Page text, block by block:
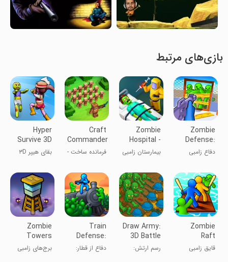
بازی‌های مرتبط
Zombie
Defense:
War Z
Survival
دفاع زامبی
Zombie
Hospital -
Idle Tycoon
بیمارستان زامبی
Craft
Commander
– Mine &
Build
فرمانده ساخت -
ساخت
Hyper
Survive 3D
بقای هیپر ۳D
Zombie
Raft
قایق زامبی
Draw Army:
3D Battle
Simulator
رسم ارتش:
Train
Defense:
Zombie
Game
دفاع از قطار:
Zombie
Towers
برج‌های زامبی